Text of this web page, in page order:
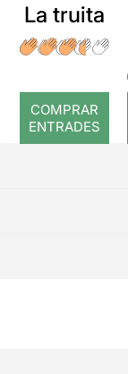
La truita
COMPRAR
ENTRADES